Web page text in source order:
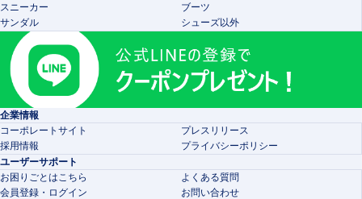
スニーカー
ブーツ
サンダル
シューズ以外
企業情報
コーポレートサイト
プレスリリース
採用情報
プライバシーポリシー
ユーザーサポート
お困りごとはこちら
よくある質問
会員登録・ログイン
お問い合わせ